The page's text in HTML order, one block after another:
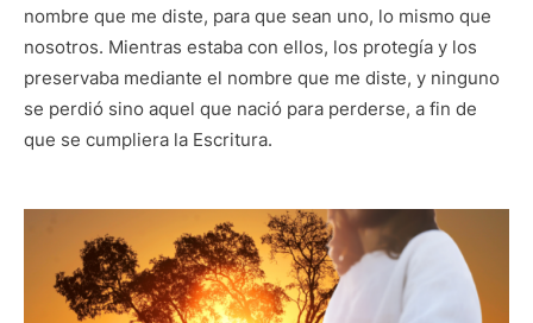
nombre que me diste, para que sean uno, lo mismo que
nosotros. Mientras estaba con ellos, los protegía y los
preservaba mediante el nombre que me diste, y ninguno
se perdió sino aquel que nació para perderse, a fin de
que se cumpliera la Escritura.